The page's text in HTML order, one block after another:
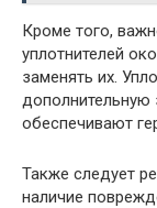
Кроме того,
уплотнителей
заменять их.
дополнительную
обеспечивают
Также следует
наличие